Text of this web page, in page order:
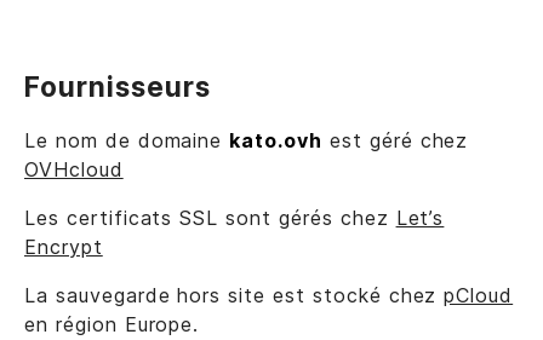
Fournisseurs
Le nom de domaine kato.ovh est géré chez
OVHcloud
Les certificats SSL sont gérés chez Let’s
Encrypt
La sauvegarde hors site est stocké chezpCloud
en région Europe.